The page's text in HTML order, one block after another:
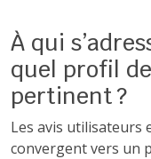
À qui
quel profil
pertinent ?
Les avis utilisateurs
convergent vers un